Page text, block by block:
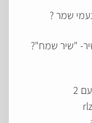
שמר ?
"שיר שמח"?
2